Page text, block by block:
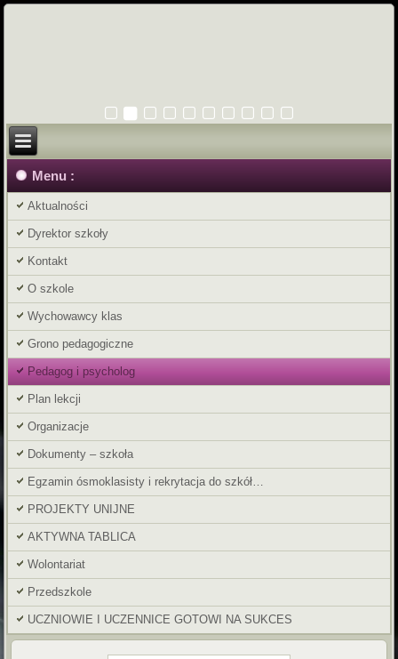
Menu :
Aktualności
Dyrektor szkoły
Kontakt
O szkole
Wychowawcy klas
Grono pedagogiczne
Pedagog i psycholog
Plan lekcji
Organizacje
Dokumenty – szkoła
Egzamin ósmoklasisty i rekrytacja do szkół…
PROJEKTY UNIJNE
AKTYWNA TABLICA
Wolontariat
Przedszkole
UCZNIOWIE I UCZENNICE GOTOWI NA SUKCES